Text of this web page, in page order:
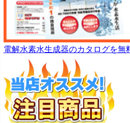
電解水素水生成器のカタログを無